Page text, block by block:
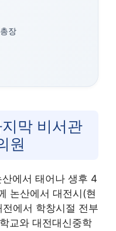
장
막 비서관
원
에서 태어나 생후 4
논산에서 대전시(현
에서 학창시절 전부
교와 대전대신중학